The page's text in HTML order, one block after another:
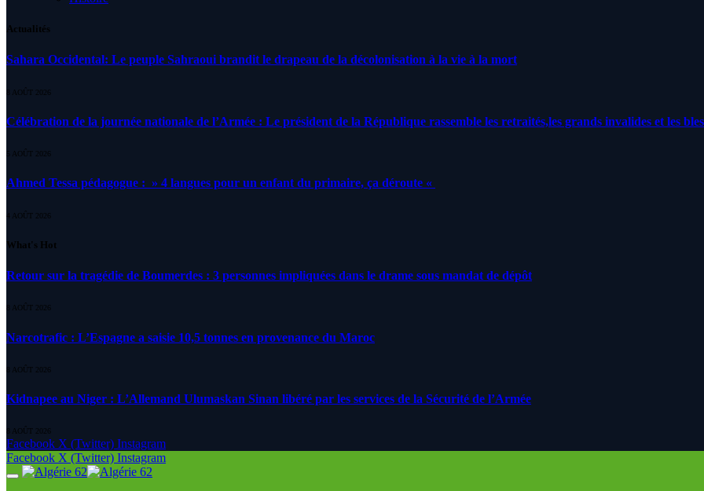
Actualités
Sahara Occidental: Le peuple Sahraoui brandit le drapeau de la décolonisation à la vie à la mort
8 AOÛT 2026
Célébration de la journée nationale de l’Armée : Le président de la République rassemble les retraités,les grands invalides et les
5 AOÛT 2026
Ahmed Tessa pédagogue : » 4 langues pour un enfant du primaire, ça déroute «
4 AOÛT 2026
What's Hot
Retour sur la tragédie de Boumerdes : 3 personnes impliquées dans le drame sous mandat de dépôt
8 AOÛT 2026
Narcotrafic : L’Espagne a saisie 10,5 tonnes en provenance du Maroc
8 AOÛT 2026
Kidnapee au Niger : L’Allemand Ulumaskan Sinan libéré par les services de la Sécurité de l’Armée
8 AOÛT 2026
Facebook X (Twitter) Instagram
Facebook X (Twitter) Instagram